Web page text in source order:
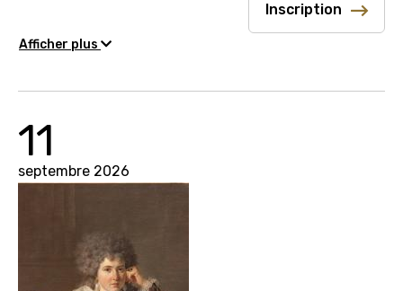
Inscription
Afficher plus
11
septembre 2026